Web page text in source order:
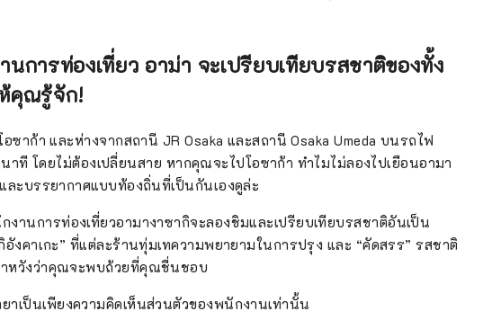
ขึ้นทั่วไปกำลังทำงานร่วมกับความร่วมมือของผู้มีส่วนได้ส่วนเสียต่างๆ ที่
าซากิ เพื่อดึงดูดนักท่องเที่ยวจำนวนมากและเสริมสร้างเศรษฐกิจในท้อง
ยากรในท้องถิ่นให้เกิดประโยชน์สูงสุด ก่อตั้งขึ้นในเดือนมีนาคม 2018
องอามากาซากิที่ส่งเสริมความภาคภูมิใจและความผูกพันของประชาชน
นการท่องเที่ยว อาม่า จะเปรียบเทียบรสชาติของทั้ง
คุณรู้จัก!
ซาก้า และห่างจากสถานี JR Osaka และสถานี Osaka Umeda บนรถไฟ
นาที โดยไม่ต้องเปลี่ยนสาย หากคุณจะไปโอซาก้า ทำไมไม่ลองไปเยือนอามา
ละบรรยากาศแบบท้องถิ่นที่เป็นกันเองดูล่ะ
านการท่องเที่ยวอามางาซากิจะลองชิมและเปรียบเทียบรสชาติอันเป็น
งคาเกะ” ที่แต่ละร้านทุ่มเทความพยายามในการปรุง และ “คัดสรร” รสชาติ
หวังว่าคุณจะพบถ้วยที่คุณชื่นชอบ
าเป็นเพียงความคิดเห็นส่วนตัวของพนักงานเท่านั้น